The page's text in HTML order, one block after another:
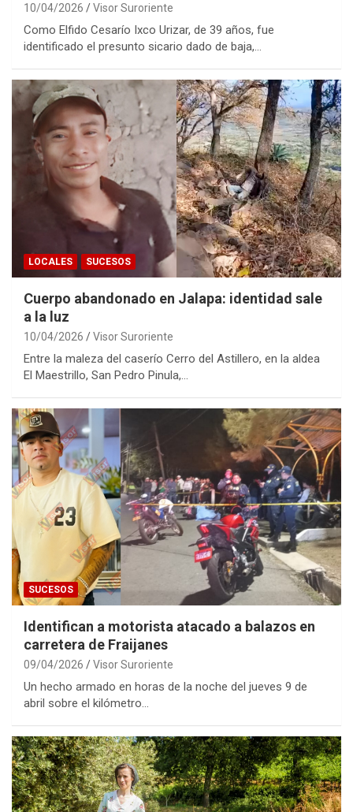
10/04/2026 Visor Suroriente
Como Elfido Cesarío Ixco Urizar, de 39 años, fue
identificado el presunto sicario dado de baja,…
LOCALES SUCESOS
Cuerpo abandonado en Jalapa: identidad sale
a la luz
10/04/2026 Visor Suroriente
Entre la maleza del caserío Cerro del Astillero, en la aldea
El Maestrillo, San Pedro Pinula,…
SUCESOS
Identifican a motorista atacado a balazos en
carretera de Fraijanes
09/04/2026 Visor Suroriente
Un hecho armado en horas de la noche del jueves 9 de
abril sobre el kilómetro…